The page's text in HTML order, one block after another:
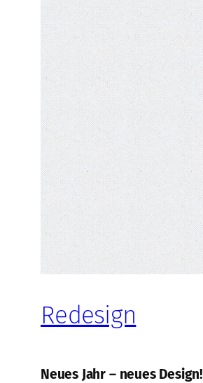
Redesign
Neues Jahr – neues Design!